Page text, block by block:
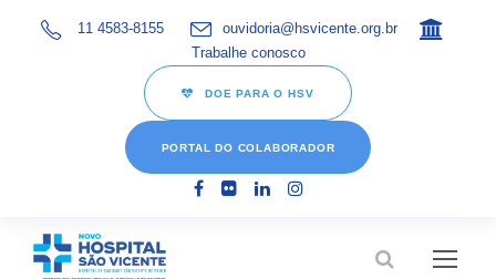
11 4583-8155
ouvidoria@hsvicente.org.br
Trabalhe conosco
DOE PARA O HSV
PORTAL DO COLABORADOR